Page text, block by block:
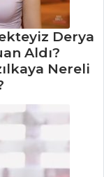
Derya
Aldı?
Nereli